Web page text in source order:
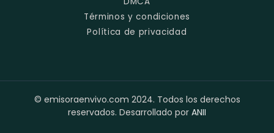
Términos y condiciones
Política de privacidad
© emisoraenvivo.com 2024. Todos los derechos
reservados. Desarrollado por ANII